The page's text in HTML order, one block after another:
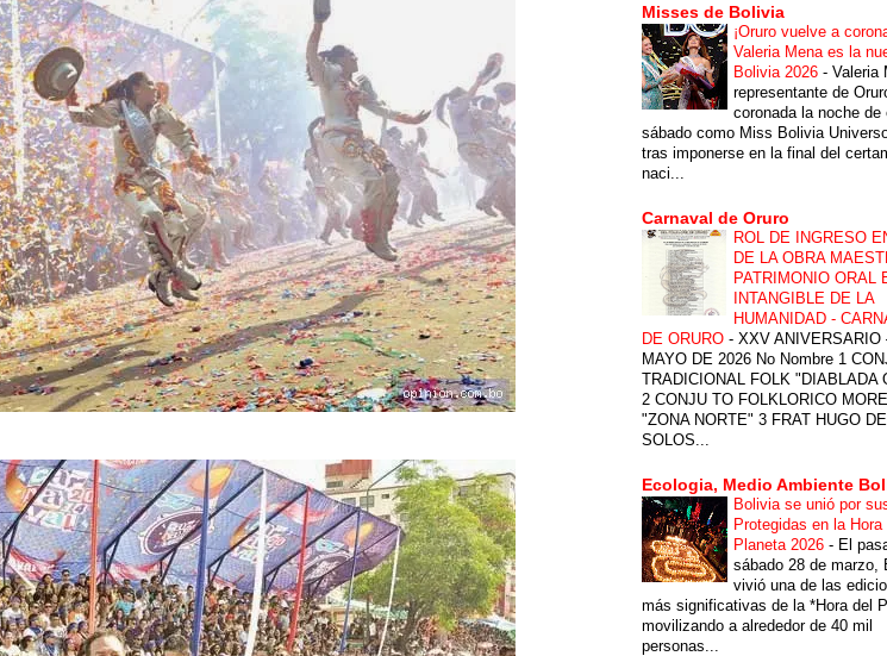
Misses de Bolivia
¡Oruro vuelve a
Valeria Mena es la
Bolivia 2026 - Valeria
representante de
coronada la noche de
sábado como Miss Bolivia
tras imponerse en la final del
naci...
Carnaval de Oruro
ROL DE INGRESO
DE LA OBRA
PATRIMONIO ORAL
INTANGIBLE DE LA
HUMANIDAD -
DE ORURO - XXV ANIVERSARIO
MAYO DE 2026 No Nombre 1
TRADICIONAL FOLK "DIABLADA
2 CONJU TO FOLKLORICO
"ZONA NORTE" 3 FRAT HUGO
SOLOS...
Ecologia, Medio Ambiente
Bolivia se unió por
Protegidas en la Hora
Planeta 2026 - El
sábado 28 de marzo,
vivió una de las
más significativas de la *Hora del
movilizando a alrededor de 40 mil
personas...